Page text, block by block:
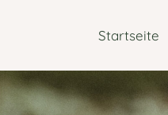
Startseite